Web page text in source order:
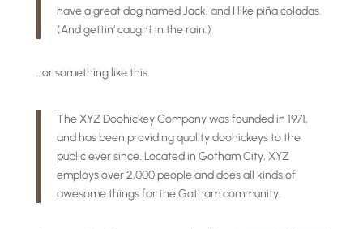
have a great dog named Jack, and I like piña coladas.
(And gettin‘ caught in the rain.)
…or something like this:
The XYZ Doohickey Company was founded in 1971,
and has been providing quality doohickeys to the
public ever since. Located in Gotham City, XYZ
employs over 2,000 people and does all kinds of
awesome things for the Gotham community.